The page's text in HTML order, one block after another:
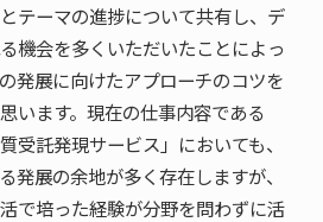
テーマの進捗について共有し、デ
機会を多くいただいたことによっ
発展に向けたアプローチのコツを
います。現在の仕事内容である
受託発現サービス」においても、
発展の余地が多く存在しますが、
で培った経験が分野を問わずに活